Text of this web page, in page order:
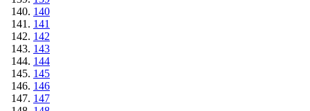
140
141
142
143
144
145
146
147